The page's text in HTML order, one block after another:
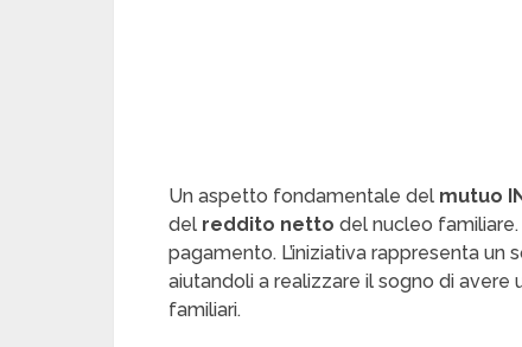
Un aspetto fondamentale del mutuo
del reddito netto del nucleo
pagamento. L’iniziativa rappresenta un
aiutandoli a realizzare il sogno di avere
familiari.